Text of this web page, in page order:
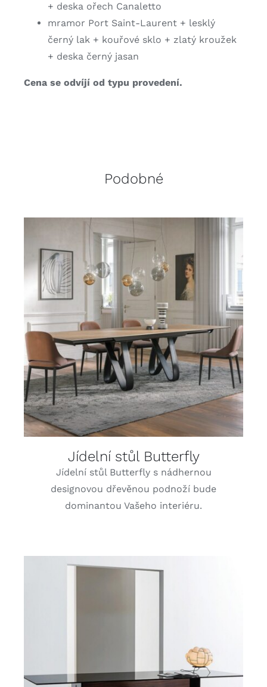
+ deska ořech Canaletto
mramor Port Saint-Laurent + lesklý
černý lak + kouřové sklo + zlatý kroužek
+ deska černý jasan
Cena se odvíjí od typu provedení.
Podobné
DETAILY
Jídelní stůl Butterfly
Jídelní stůl Butterfly s nádhernou
designovou dřevěnou podnoží bude
dominantou Vašeho interiéru.